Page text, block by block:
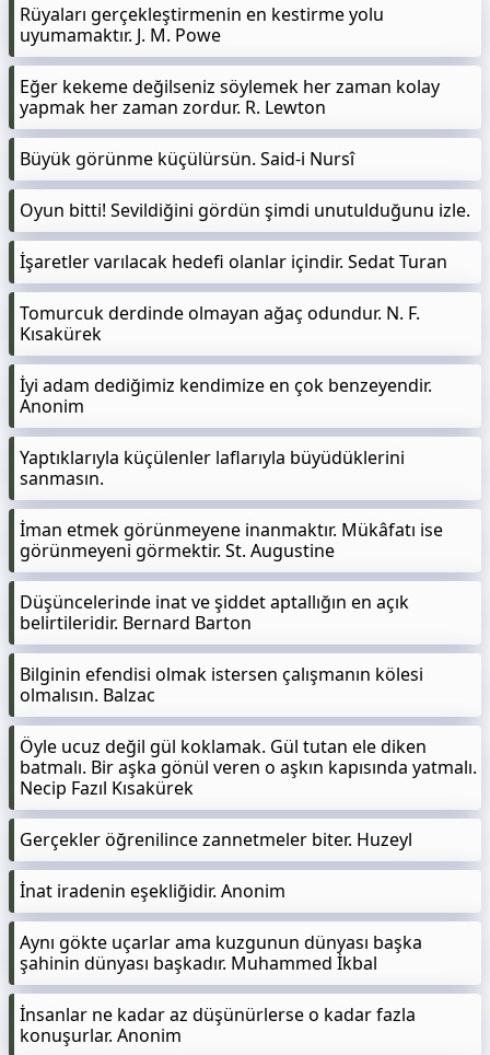
Rüyaları gerçekleştirmenin en kestirme yolu
uyumamaktır. J. M. Powe
Eğer kekeme değilseniz söylemek her zaman kolay
yapmak her zaman zordur. R. Lewton
Büyük görünme küçülürsün. Said-i Nursî
Oyun bitti! Sevildiğini gördün şimdi unutulduğunu izle.
İşaretler varılacak hedefi olanlar içindir. Sedat Turan
Tomurcuk derdinde olmayan ağaç odundur. N. F.
Kısakürek
İyi adam dediğimiz kendimize en çok benzeyendir.
Anonim
Yaptıklarıyla küçülenler laflarıyla büyüdüklerini
sanmasın.
İman etmek görünmeyene inanmaktır. Mükâfatı ise
görünmeyeni görmektir. St. Augustine
Düşüncelerinde inat ve şiddet aptallığın en açık
belirtileridir. Bernard Barton
Bilginin efendisi olmak istersen çalışmanın kölesi
olmalısın. Balzac
Öyle ucuz değil gül koklamak. Gül tutan ele diken
batmalı. Bir aşka gönül veren o aşkın kapısında yatmalı.
Necip Fazıl Kısakürek
Gerçekler öğrenilince zannetmeler biter. Huzeyl
İnat iradenin eşekliğidir. Anonim
Aynı gökte uçarlar ama kuzgunun dünyası başka
şahinin dünyası başkadır. Muhammed İkbal
İnsanlar ne kadar az düşünürlerse o kadar fazla
konuşurlar. Anonim